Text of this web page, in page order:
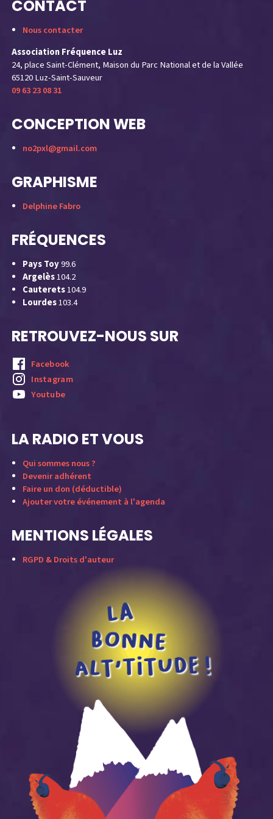
CONTACT
Nous contacter
Association Fréquence Luz
24, place Saint-Clément, Maison du Parc National et de la Vallée
65120 Luz-Saint-Sauveur
09 63 23 08 31
CONCEPTION WEB
no2pxl@gmail.com
GRAPHISME
Delphine Fabro
FRÉQUENCES
Pays Toy99.6
Argelès104.2
Cauterets104.9
Lourdes103.4
RETROUVEZ-NOUS SUR
Facebook
Instagram
Youtube
LA RADIO ET VOUS
Qui sommes nous ?
Devenir adhérent
Faire un don (déductible)
Ajouter votre événement à l'agenda
MENTIONS LÉGALES
RGPD & Droits d'auteur